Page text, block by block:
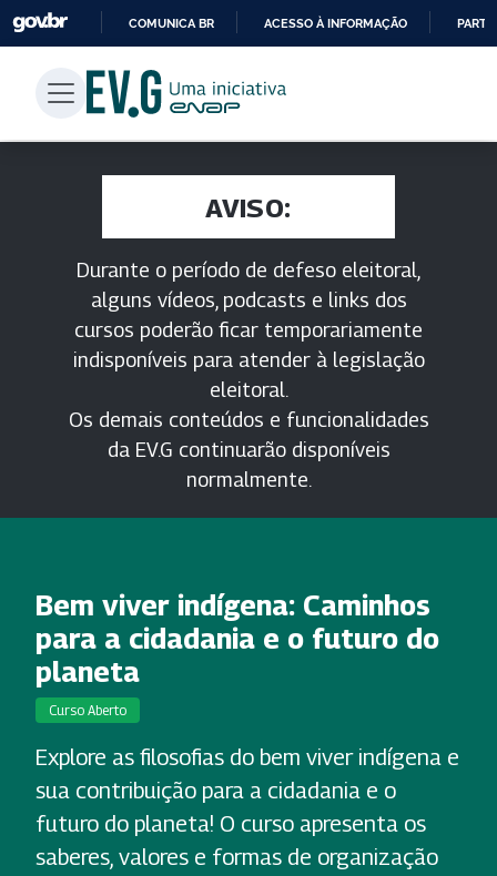
PARA
CONTEÚDO
COMUNICA BR ACESSO À INFORMAÇÃO
AVISO:
Durante o período de defeso eleitoral,
alguns vídeos, podcasts e links dos
cursos poderão ficar temporariamente
indisponíveis para atender à legislação
eleitoral.
Os demais conteúdos e funcionalidades
da EV.G continuarão disponíveis
normalmente.
Bem viver indígena: Caminhos
para a cidadania e o futuro do
planeta
Curso Aberto
Explore as filosofias do bem viver indígena e
sua contribuição para a cidadania e o
futuro do planeta! O curso apresenta os
saberes, valores e formas de organização